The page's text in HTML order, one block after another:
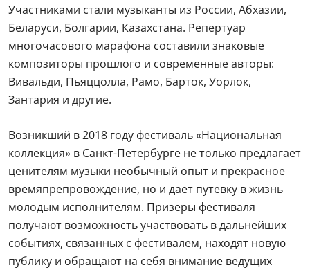
Участниками стали музыканты из России, Абхазии,
Беларуси, Болгарии, Казахстана. Репертуар
многочасового марафона составили знаковые
композиторы прошлого и современные авторы:
Вивальди, Пьяццолла, Рамо, Барток, Уорлок,
Зантария и другие.
Возникший в 2018 году фестиваль «Национальная
коллекция» в Санкт-Петербурге не только предлагает
ценителям музыки необычный опыт и прекрасное
времяпрепровождение, но и дает путевку в жизнь
молодым исполнителям. Призеры фестиваля
получают возможность участвовать в дальнейших
событиях, связанных с фестивалем, находят новую
публику и обращают на себя внимание ведущих